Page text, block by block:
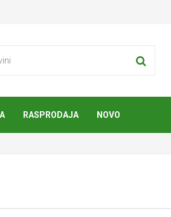
RASPRODAJA NOVO